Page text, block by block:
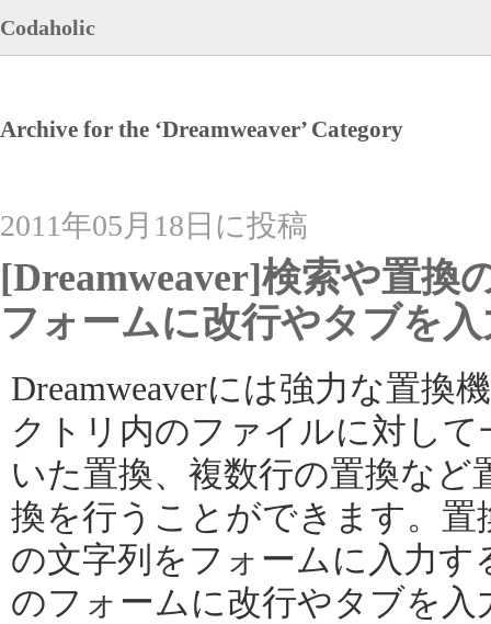
Codaholic
Archive for the ‘Dreamweaver’ Category
2011年05月18日に投稿
[Dreamweaver]検索や置換
フォームに改行やタブを
Dreamweaverには強力な置換
クトリ内のファイルに対し
いた置換、複数行の置換など
換を行うことができます。置
の文字列をフォームに入力
のフォームに改行やタブを